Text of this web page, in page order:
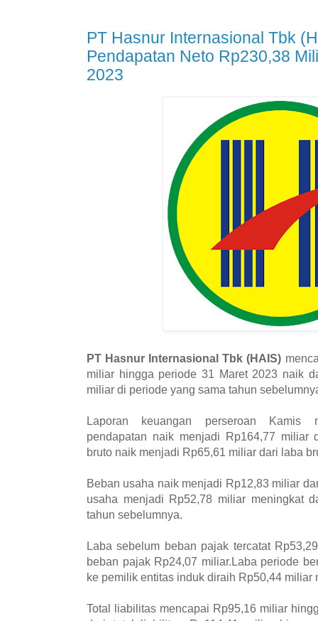
PT Hasnur Internasional Tbk
Pendapatan Neto Rp230,38
2023
PT Hasnur Internasional Tbk (HAIS)
miliar hingga periode 31 Maret 2023 naik
miliar di periode yang sama tahun
Laporan keuangan perseroan Kamis
pendapatan naik menjadi Rp164,77 miliar
bruto naik menjadi Rp65,61 miliar dari laba
Beban usaha naik menjadi Rp12,83 miliar
usaha menjadi Rp52,78 miliar meningkat
tahun sebelumnya.
Laba sebelum beban pajak tercatat
beban pajak Rp24,07 miliar.Laba periode
ke pemilik entitas induk diraih Rp50,44 miliar
Total liabilitas mencapai Rp95,16 miliar